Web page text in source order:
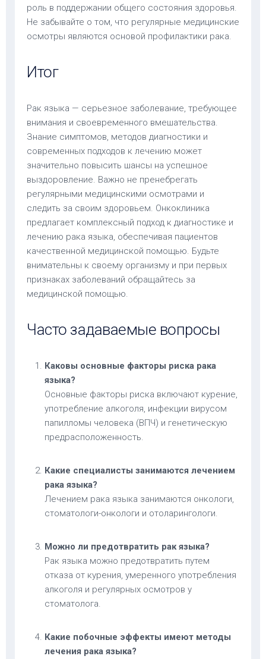
роль в поддержании общего состояния здоровья.
Не забывайте о том, что регулярные медицинские
осмотры являются основой профилактики рака.
Итог
Рак языка — серьезное заболевание, требующее
внимания и своевременного вмешательства.
Знание симптомов, методов диагностики и
современных подходов к лечению может
значительно повысить шансы на успешное
выздоровление. Важно не пренебрегать
регулярными медицинскими осмотрами и
следить за своим здоровьем. Онкоклиника
предлагает комплексный подход к диагностике и
лечению рака языка, обеспечивая пациентов
качественной медицинской помощью. Будьте
внимательны к своему организму и при первых
признаках заболеваний обращайтесь за
медицинской помощью.
Часто задаваемые вопросы
Каковы основные факторы риска рака
языка?
Основные факторы риска включают курение,
употребление алкоголя, инфекции вирусом
папилломы человека (ВПЧ) и генетическую
предрасположенность.
Какие специалисты занимаются лечением
рака языка?
Лечением рака языка занимаются онкологи,
стоматологи-онкологи и отоларингологи.
Можно ли предотвратить рак языка?
Рак языка можно предотвратить путем
отказа от курения, умеренного употребления
алкоголя и регулярных осмотров у
стоматолога.
Какие побочные эффекты имеют методы
лечения рака языка?